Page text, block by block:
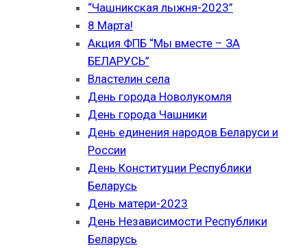
“Чашникская лыжня-2023”
8 Марта!
Акция ФПБ “Мы вместе – ЗА
БЕЛАРУСЬ”
Властелин села
День города Новолукомля
День города Чашники
День единения народов Беларуси и
России
День Конституции Республики
Беларусь
День матери-2023
День Независимости Республики
Беларусь